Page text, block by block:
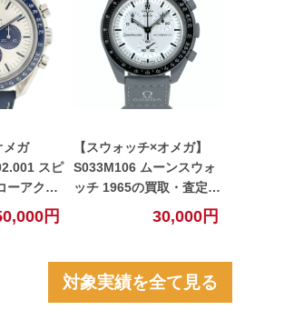
メガ
スピ
ーアクシ
ロノメー
アワード
円
【スウォッチ×オメガ】
S033M106 ムーンスウォ
ッチ 1965の買取・査定価
30,000円
対象実績を全て見る